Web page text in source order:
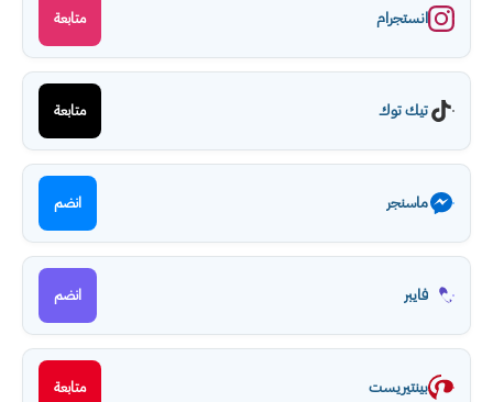
انستجرام متابعة
تيك توك متابعة
ماسنجر انضم
فايبر انضم
بينتيريست متابعة